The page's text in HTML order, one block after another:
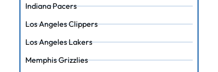
Indiana Pacers
Los Angeles Clippers
Los Angeles Lakers
Memphis Grizzlies